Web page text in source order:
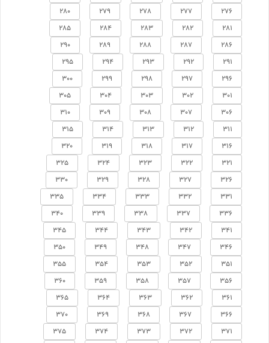
276
277
278
279
280
281
282
283
284
285
286
287
288
289
290
291
292
293
294
295
296
297
298
299
300
301
302
303
304
305
306
307
308
309
310
311
312
313
314
315
316
317
318
319
320
321
322
323
324
325
326
327
328
329
330
331
332
333
334
335
336
337
338
339
340
341
342
343
344
345
346
347
348
349
350
351
352
353
354
355
356
357
358
359
360
361
362
363
364
365
366
367
368
369
370
371
372
373
374
375